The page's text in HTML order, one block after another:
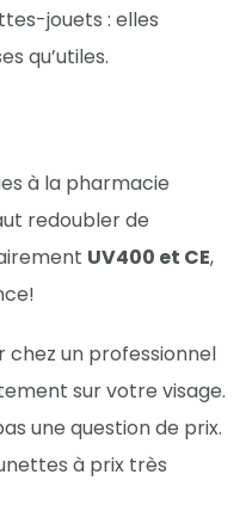
jouets : elles
qu’utiles.
à la pharmacie
redoubler de
UV400 et CE,
chez un professionnel
sur votre visage.
une question de prix.
à prix très